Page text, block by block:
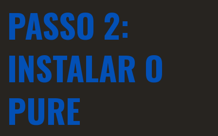
PASSO 2:
INSTALAR O
PURE